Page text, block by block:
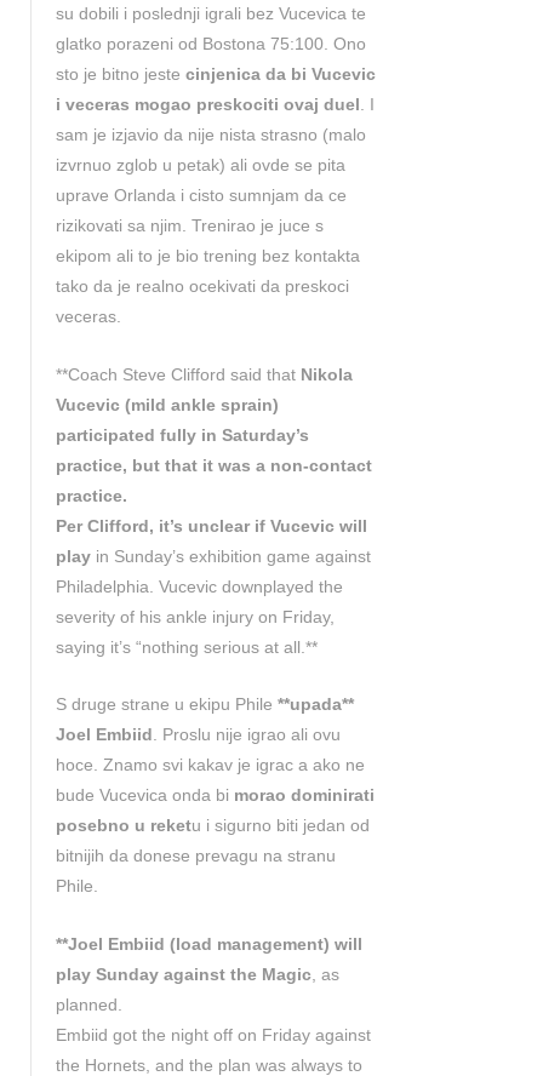
su dobili i poslednji igrali bez Vucevica te
glatko porazeni od Bostona 75:100. Ono
sto je bitno jeste cinjenica da bi Vucevic
i veceras mogao preskociti ovaj duel. I
sam je izjavio da nije nista strasno (malo
izvrnuo zglob u petak) ali ovde se pita
uprave Orlanda i cisto sumnjam da ce
rizikovati sa njim. Trenirao je juce s
ekipom ali to je bio trening bez kontakta
tako da je realno ocekivati da preskoci
veceras.
**Coach Steve Clifford said that Nikola
Vucevic (mild ankle sprain)
participated fully in Saturday’s
practice, but that it was a non-contact
practice.
Per Clifford, it’s unclear if Vucevic will
play in Sunday’s exhibition game against
Philadelphia. Vucevic downplayed the
severity of his ankle injury on Friday,
saying it’s “nothing serious at all.**
S druge strane u ekipu Phile **upada**
Joel Embiid. Proslu nije igrao ali ovu
hoce. Znamo svi kakav je igrac a ako ne
bude Vucevica onda bi morao dominirati
posebno u reketu i sigurno biti jedan od
bitnijih da donese prevagu na stranu
Phile.
**Joel Embiid (load management) will
play Sunday against the Magic , as
planned.
Embiid got the night off on Friday against
the Hornets, and the plan was always to